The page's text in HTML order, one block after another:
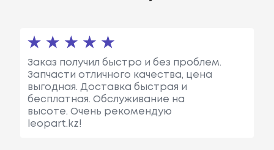
Заказ получил быстро и без проблем.
Запчасти отличного качества, цена
выгодная. Доставка быстрая и
бесплатная. Обслуживание на
высоте. Очень рекомендую
leopart.kz!